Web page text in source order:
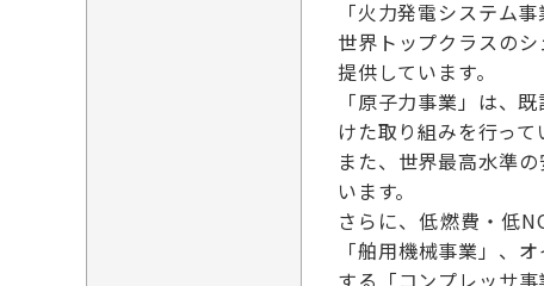
「火力発電システム
世界トップクラスの
提供しています。
「原子力事業」は、
けた取り組みを行って
また、世界最高水準
います。
さらに、低燃費・低
「舶用機械事業」、
する「コンプレッサ